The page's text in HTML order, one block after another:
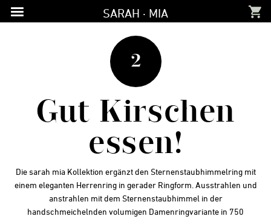
Zur
Hauptnavigation
Zum
Inhalt
Zur
Fußzeile
SARAH · MIA
2
Gut Kirschen
essen!
Die sarah mia Kollektion ergänzt den Sternenstaubhimmelring mit
einem eleganten Herrenring in gerader Ringform. Ausstrahlen und
anstrahlen mit dem Sternenstaubhimmel in der
handschmeichelnden volumigen Damenringvariante in 750